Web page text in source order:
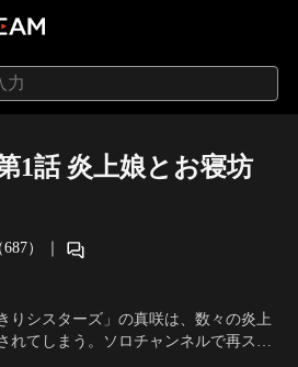
1話 炎上娘とお寝坊
687） ｜
りシスターズ」の真咲は、数々の炎上
れてしまう。ソロチャンネルで再スタ